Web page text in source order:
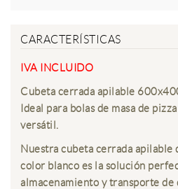
CARACTERÍSTICAS
IVA INCLUIDO
Cubeta cerrada apilable
Ideal para bolas de masa de
versátil.
Nuestra cubeta cerrada
color blanco es la solución
almacenamiento y transporte de